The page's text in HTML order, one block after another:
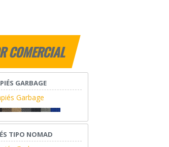
COMERCIAL
GARBAGE
Garbage
TIPO NOMAD